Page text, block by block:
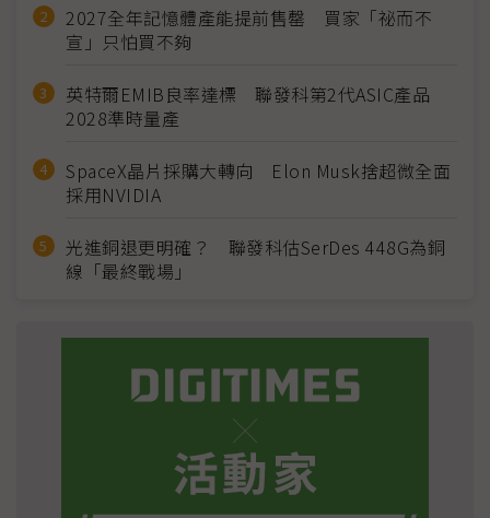
2027全年記憶體產能提前售罄 買家「祕而不
宣」只怕買不夠
英特爾EMIB良率達標 聯發科第2代ASIC產品
2028準時量產
SpaceX晶片採購大轉向 Elon Musk捨超微全面
採用NVIDIA
光進銅退更明確？ 聯發科估SerDes 448G為銅
線「最終戰場」